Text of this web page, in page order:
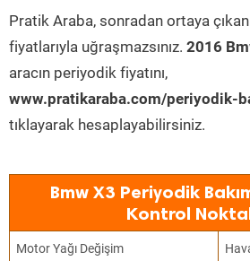
Pratik Araba, sonradan ortaya
fiyatlarıyla uğraşmazsınız. 2016
aracın periyodik fiyatını,
www.pratikaraba.com/periyodik-
tıklayarak hesaplayabilirsiniz.
Bmw X3 Periyodik
Kontrol
Motor Yağı Değişim